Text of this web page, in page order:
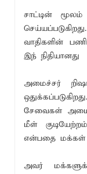
சாட்டின்
வாதிகளின்
இந் நிதியானது
அமைச்சர்
சேவைகள்
மீள்
என்பதை
அவர்